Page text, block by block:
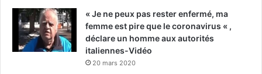
« Je ne peux pas rester enfermé, ma
femme est pire que le coronavirus « ,
déclare un homme aux autorités
italiennes-Vidéo
20 mars 2020